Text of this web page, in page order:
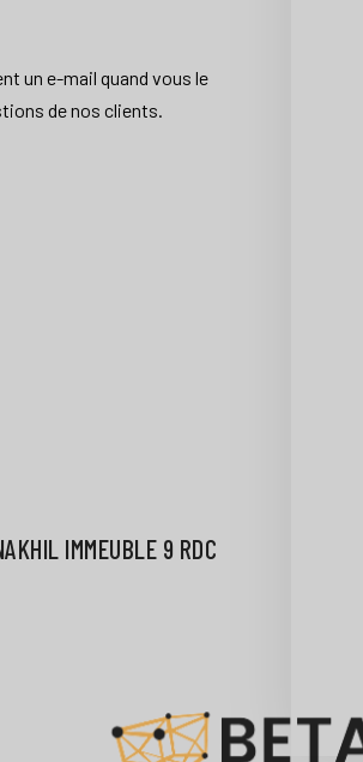
un e-mail quand vous le
de nos clients.
IMMEUBLE 9 RDC